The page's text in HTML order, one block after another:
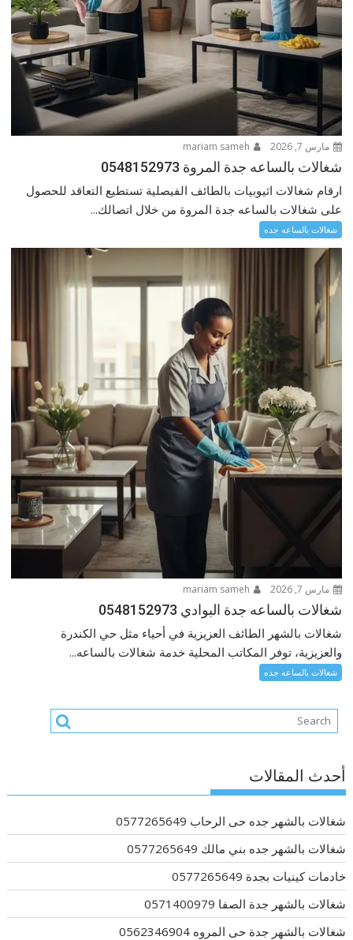
مارس 7, 2026
شغالات بالساعه جدة المروة 0548152973
ارقام شغالات اثيوبيات بالطائف الفيصلية تستطيع التعاقد للحصول
على شغالات بالساعه جدة المروة من خلال اتصالك...
شغالات بالساعه جده
مارس 7, 2026
شغالات بالساعه جدة البوادي 0548152973
شغالات بالشهر الطائف العزيزية في أحياء مثل حي الكندرة
والعزيزية، توفر المكاتب المحلية خدمة شغالات بالساعه...
شغالات بالساعه جده
أحدث المقالات
شغالات بالشهر جده حى الرحاب 0577265649
شغالات بالشهر جده بني مالك 0577265649
خادمات كينيات بجدة 0577265649
شغالات بالشهر جدة الصفا 0571400979
شغالات بالشهر جدة حى المروه 0562346904